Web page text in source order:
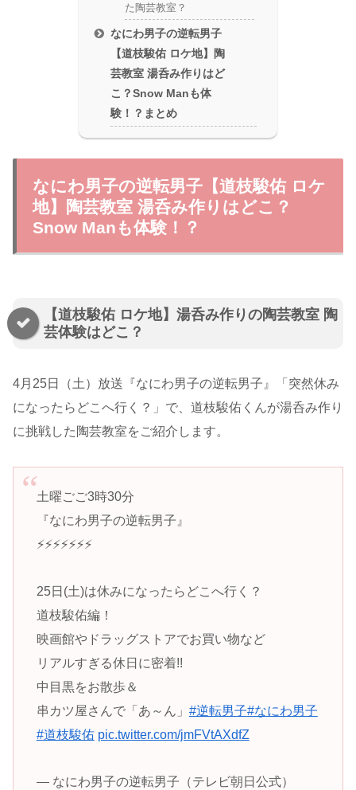
た陶芸教室？
なにわ男子の逆転男子
【道枝駿佑 ロケ地】陶
芸教室 湯呑み作りはど
こ？Snow Manも体
験！？まとめ
なにわ男子の逆転男子【道枝駿佑 ロケ
地】陶芸教室 湯呑み作りはどこ？
Snow Manも体験！？
【道枝駿佑 ロケ地】湯呑み作りの陶芸教室 陶
芸体験はどこ？
4月25日（土）放送『なにわ男子の逆転男子』「突然休み
になったらどこへ行く？」で、道枝駿佑くんが湯呑み作り
に挑戦した陶芸教室をご紹介します。
土曜ごご3時30分
『なにわ男子の逆転男子』
⚡️⚡️⚡️⚡️⚡️⚡️⚡️
25日(土)は休みになったらどこへ行く？
道枝駿佑編！
映画館やドラッグストアでお買い物など
リアルすぎる休日に密着!!
中目黒をお散歩＆
串カツ屋さんで「あ～ん」 #逆転男子#なにわ男子
#道枝駿佑 pic.twitter.com/jmFVtAXdfZ
— なにわ男子の逆転男子（テレビ朝日公式）